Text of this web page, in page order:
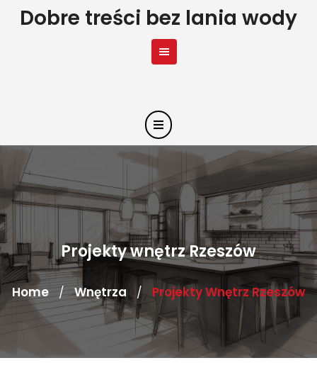
SkipDobre treści bez lania wody
Projekty wnętrz Rzeszów
Home / Wnętrza / Projekty Wnętrz Rzeszów